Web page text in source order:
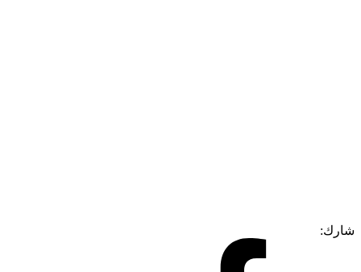
شارك: